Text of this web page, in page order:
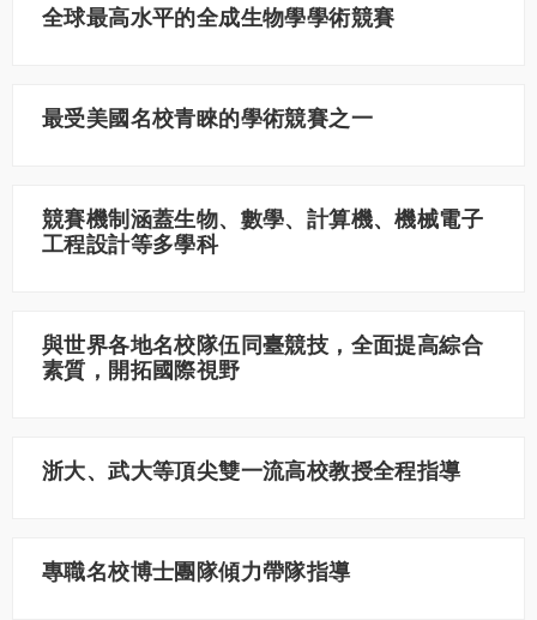
全球最高水平的全成生物學學術競賽
最受美國名校青睞的學術競賽之一
競賽機制涵蓋生物、數學、計算機、機械電子
工程設計等多學科
與世界各地名校隊伍同臺競技，全面提高綜合
素質，開拓國際視野
浙大、武大等頂尖雙一流高校教授全程指導
專職名校博士團隊傾力帶隊指導